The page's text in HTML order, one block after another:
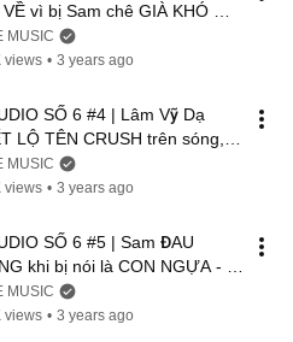
VỀ vì bị Sam chê GIÀ KHÓ
trước mặt dàn trai trẻ
MUSIC
views • 3 years ago
SỐ 6 #4 | Lâm Vỹ Dạ
LỘ TÊN CRUSH trên sóng,
Trung QUẮN QUÉO với
Ngàn Nỗi Đau"
MUSIC
views • 3 years ago
SỐ 6 #5 | Sam ĐAU
khi bị nói là CON NGỰA -
Vỹ Dạ, Quang Trung KHÔNG
TÂM đến Sam
MUSIC
views • 3 years ago